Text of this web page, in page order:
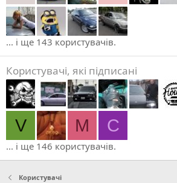
... і ще 143 користувачів.
Користувачі, які підписані
V M C
... і ще 146 користувачів.
Користувачі